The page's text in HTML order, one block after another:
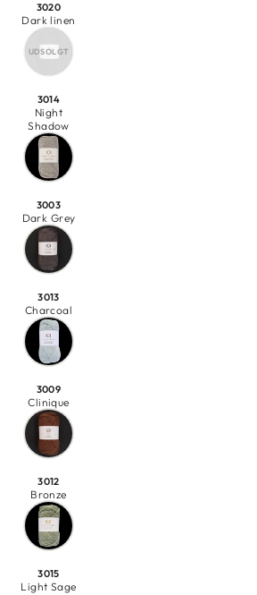
3020
Dark linen
3014
Night
Shadow
3003
Dark Grey
3013
Charcoal
3009
Clinique
3012
Bronze
3015
Light Sage